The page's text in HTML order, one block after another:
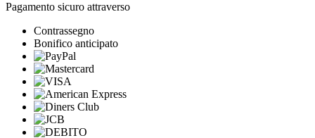
Pagamento sicuro attraverso
Contrassegno
Bonifico anticipato